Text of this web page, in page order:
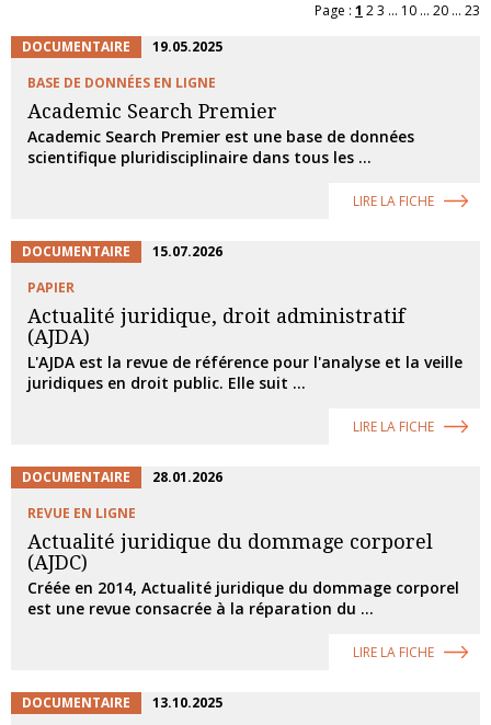
Page : 1 23 ... 10 ... 20 ... 23
DOCUMENTAIRE
19.05.2025
BASE DE DONNÉES EN LIGNE
Academic Search Premier
Academic Search Premier est une base de données
scientifique pluridisciplinaire dans tous les ...
LIRE LA FICHE
DOCUMENTAIRE
15.07.2026
PAPIER
Actualité juridique, droit administratif
(AJDA)
L'AJDA est la revue de référence pour l'analyse et la veille
juridiques en droit public. Elle suit ...
LIRE LA FICHE
DOCUMENTAIRE
28.01.2026
REVUE EN LIGNE
Actualité juridique du dommage corporel
(AJDC)
Créée en 2014, Actualité juridique du dommage corporel
est une revue consacrée à la réparation du ...
LIRE LA FICHE
DOCUMENTAIRE
13.10.2025